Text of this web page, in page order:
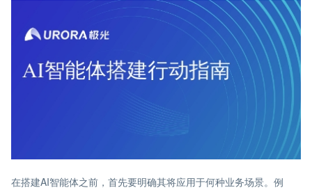
在搭建AI智能体之前，首先要明确其将应用于何种业务场景。例